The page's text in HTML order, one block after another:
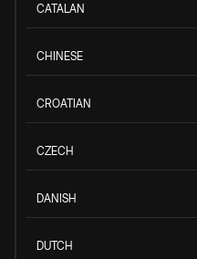
CATALAN
CHINESE
CROATIAN
CZECH
DANISH
DUTCH